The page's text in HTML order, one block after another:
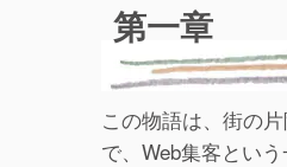
第一章
この物語は、街の
で、Web集客とい